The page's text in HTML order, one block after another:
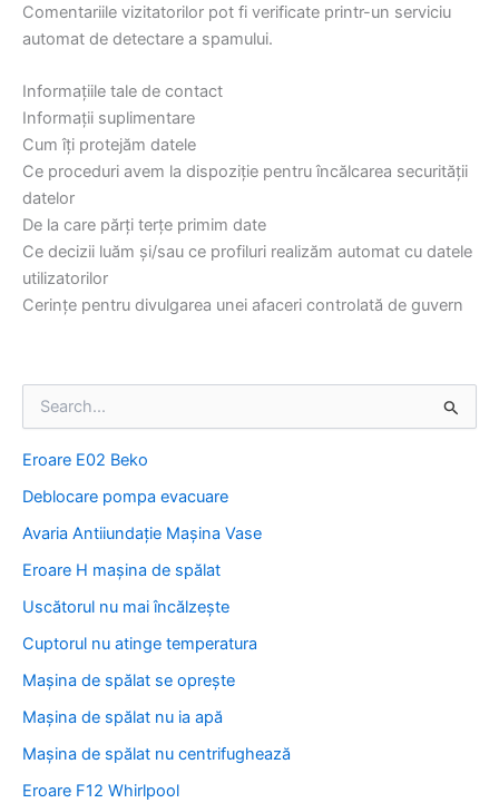
Comentariile vizitatorilor pot fi verificate printr-un serviciu
automat de detectare a spamului.
Informațiile tale de contact
Informații suplimentare
Cum îți protejăm datele
Ce proceduri avem la dispoziție pentru încălcarea securității
datelor
De la care părți terțe primim date
Ce decizii luăm și/sau ce profiluri realizăm automat cu datele
utilizatorilor
Cerințe pentru divulgarea unei afaceri controlată de guvern
r
h
f
r
Eroare E02 Beko
Deblocare pompa evacuare
Avaria Antiiundație Mașina Vase
Eroare H mașina de spălat
Uscătorul nu mai încălzește
Cuptorul nu atinge temperatura
Mașina de spălat se oprește
Mașina de spălat nu ia apă
Mașina de spălat nu centrifughează
Eroare F12 Whirlpool